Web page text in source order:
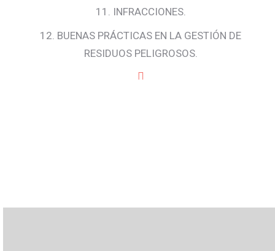
11. INFRACCIONES.
12. BUENAS PRÁCTICAS EN LA GESTIÓN DE
RESIDUOS PELIGROSOS.